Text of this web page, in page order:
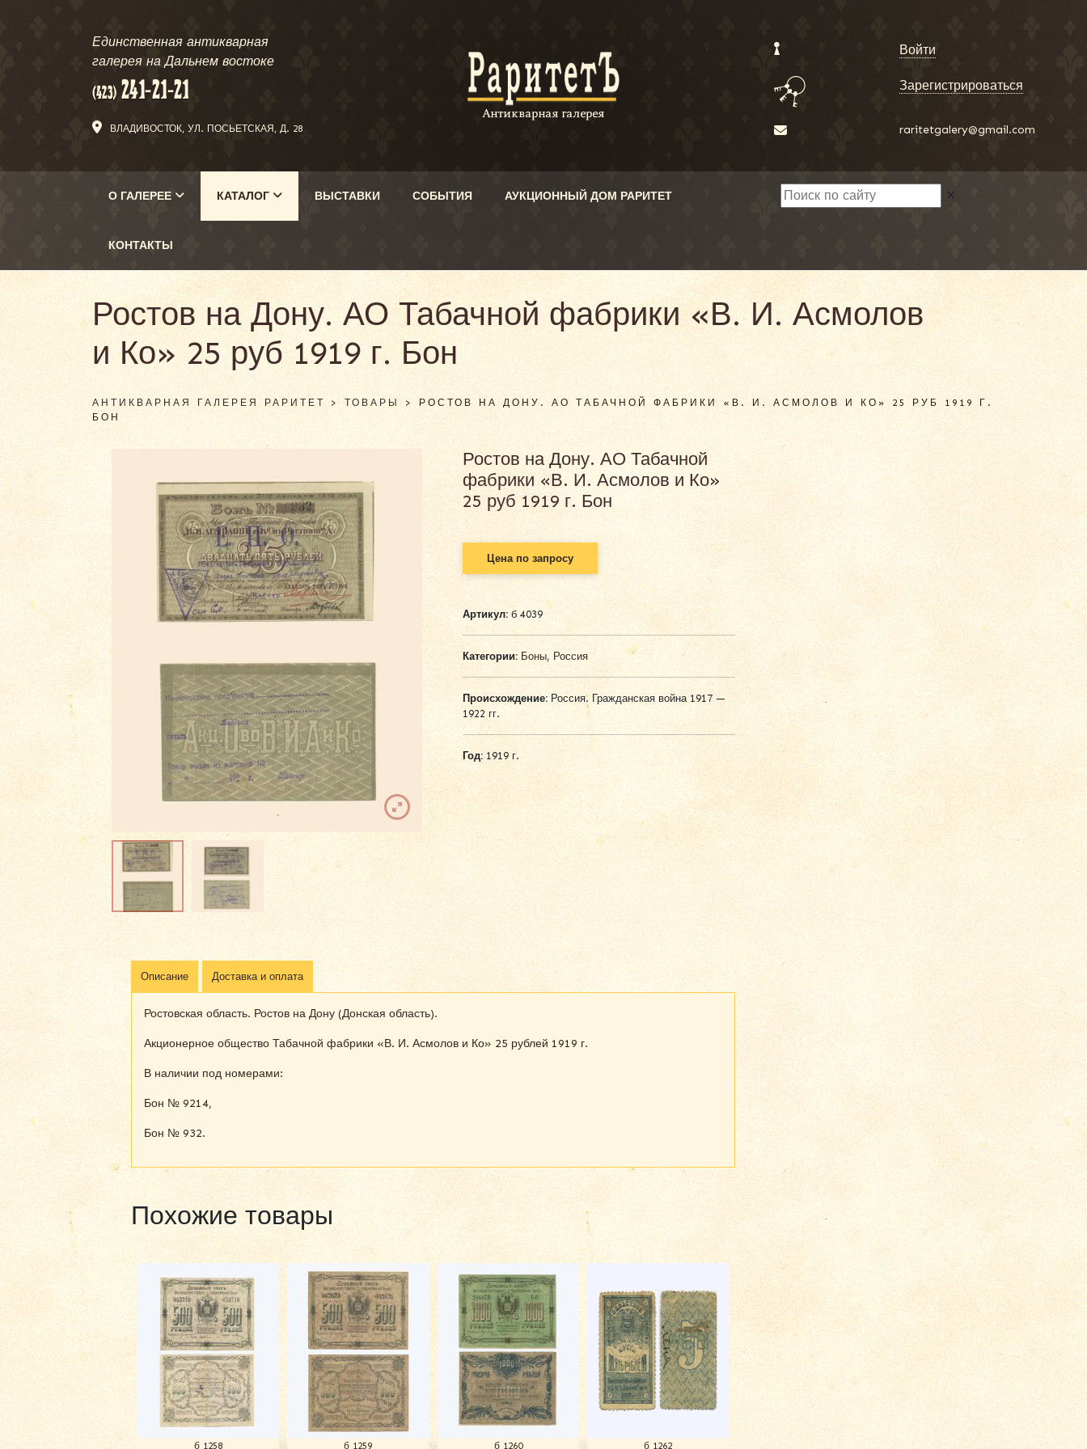
Единственная антикварная
галерея на Дальнем востоке
ВЛАДИВОСТОК, УЛ. ПОСЬЕТСКАЯ, Д. 28
Войти
Зарегистрироваться
raritetgalery@gmail.com
О ГАЛЕРЕЕ КАТАЛОГ ВЫСТАВКИ СОБЫТИЯ АУКЦИОННЫЙ ДОМ РАРИТЕТ
КОНТАКТЫ
✕
Ростов на Дону. АО Табачной фабрики «В. И. Асмолов
и Ко» 25 руб 1919 г. Бон
АНТИКВАРНАЯ ГАЛЕРЕЯ РАРИТЕТ>ТОВАРЫ > РОСТОВ НА ДОНУ. АО ТАБАЧНОЙ ФАБРИКИ «В. И. АСМОЛОВ И КО» 25 РУБ 1919 Г.
БОН
Ростов на Дону. АО Табачной
фабрики «В. И. Асмолов и Ко»
25 руб 1919 г. Бон
Цена по запросу
Артикул:б 4039
Категории: Боны,Россия
Происхождение:Россия. Гражданская война 1917 —
1922 гг.
Год:1919 г.
Описание Доставка и оплата
Ростовская область. Ростов на Дону (Донская область).
Акционерное общество Табачной фабрики «В. И. Асмолов и Ко» 25 рублей 1919 г.
В наличии под номерами:
Бон № 9214,
Бон № 932.
Похожие товары
б 1258 б 1259 б 1260 б 1262 б 1266 б 11492